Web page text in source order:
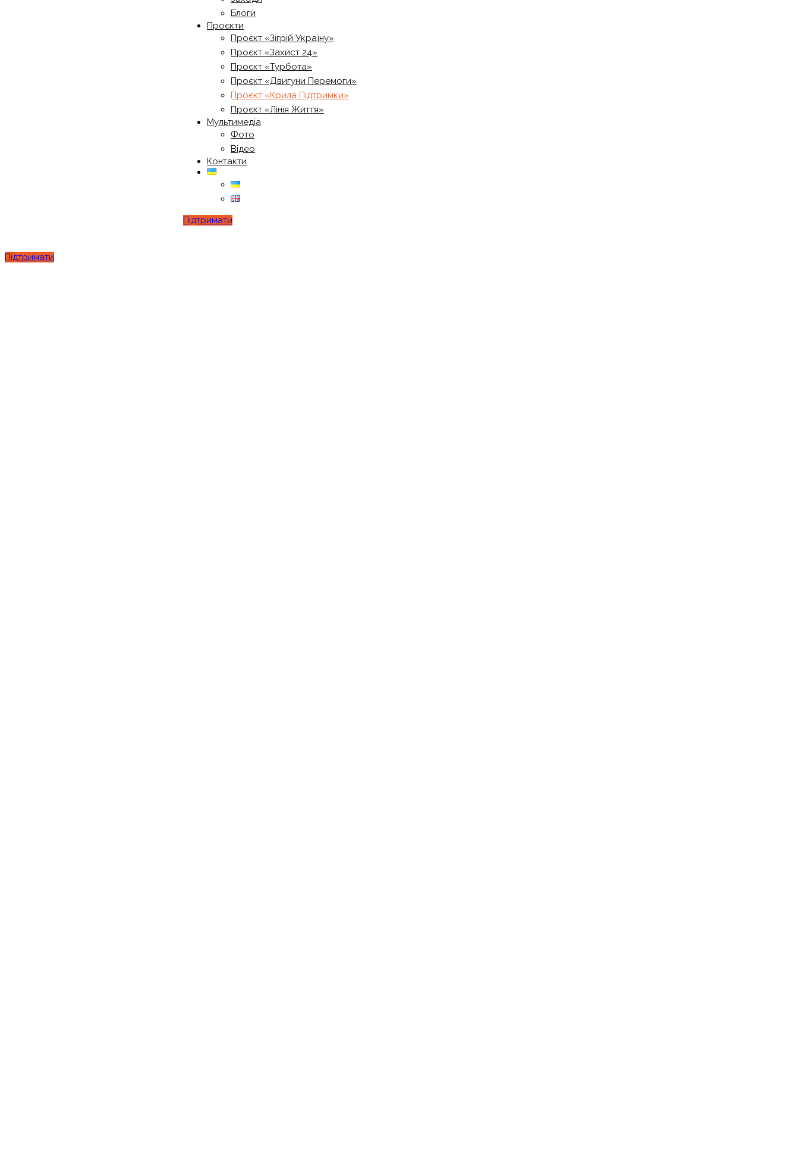
Блоги
Проєкти
Проєкт «Зігрій Україну»
Проєкт «Захист 24»
Проєкт «Турбота»
Проєкт «Двигуни Перемоги»
Проєкт «Крила Підтримки»
Проєкт «Лінія Життя»
Мультимедіа
Фото
Відео
Контакти
Підтримати
Підтримати